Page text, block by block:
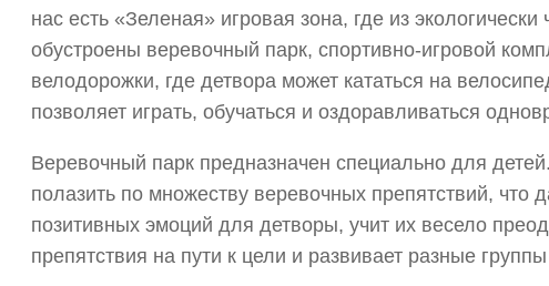
нас есть «Зеленая» игровая зона, где из
обустроены веревочный парк, спортивно-игровой
велодорожки, где детвора может кататься на
позволяет играть, обучаться и оздоравливаться
Веревочный парк предназначен специально для
полазить по множеству веревочных препятствий, что
позитивных эмоций для детворы, учит их весело
препятствия на пути к цели и развивает разные